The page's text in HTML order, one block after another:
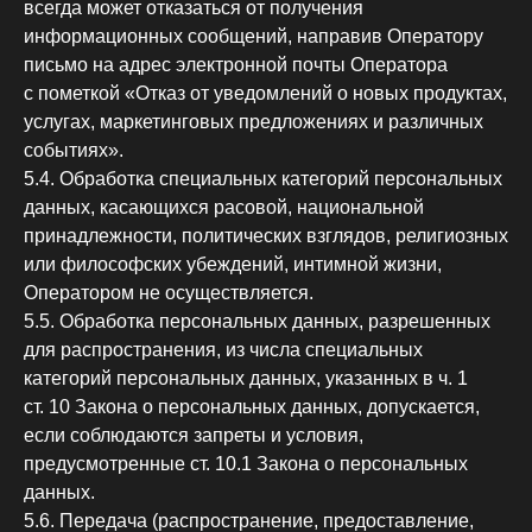
всегда может отказаться от получения
информационных сообщений, направив Оператору
письмо на адрес электронной почты Оператора
с пометкой «Отказ от уведомлений о новых продуктах,
услугах, маркетинговых предложениях и различных
событиях».
5.4. Обработка специальных категорий персональных
данных, касающихся расовой, национальной
принадлежности, политических взглядов, религиозных
или философских убеждений, интимной жизни,
Оператором не осуществляется.
5.5. Обработка персональных данных, разрешенных
для распространения, из числа специальных
категорий персональных данных, указанных в ч. 1
ст. 10 Закона о персональных данных, допускается,
если соблюдаются запреты и условия,
предусмотренные ст. 10.1 Закона о персональных
данных.
5.6. Передача (распространение, предоставление,